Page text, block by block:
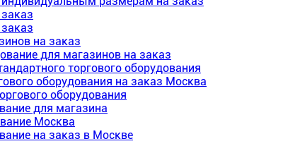
на заказ
для магазинов на заказ
торгового оборудования
оборудования на заказ Москва
оборудования
для магазина
Москва
на заказ в Москве